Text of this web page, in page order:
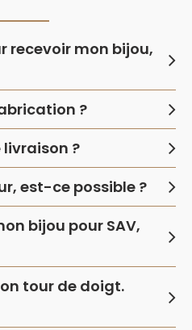
recevoir mon bijou,
?
livraison ?
est-ce possible ?
bijou pour SAV,
tour de doigt.